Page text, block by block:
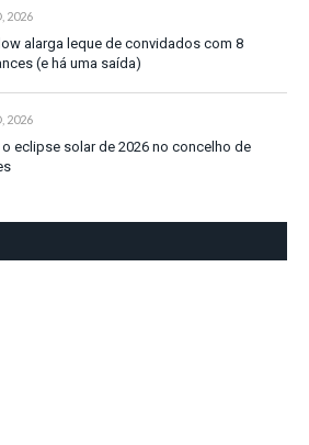
2026
alarga leque de convidados com 8
(e há uma saída)
2026
o eclipse solar de 2026 no concelho de